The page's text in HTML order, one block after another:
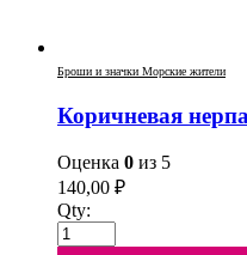
Броши и значки Морские жители
Коричневая
Оценка 0 из 5
140,00 ₽
Qty: